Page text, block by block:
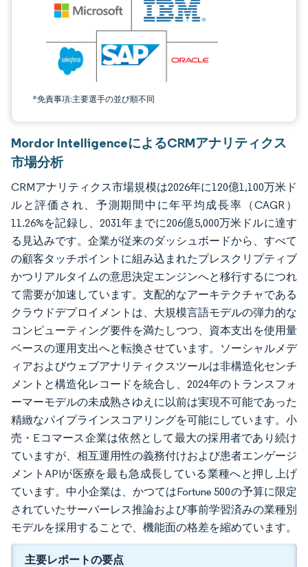
*免責事項:主要選手の並び順不同
Mordor IntelligenceによるCRMアナリティクス
市場分析
CRMアナリティクス市場規模は2026年に120億1,100万米ド
ルと評価され、予測期間中に年平均成長率（CAGR）
11.26%を記録し、2031年までに206億5,000万米ドルに達す
る見込みです。企業が従来のダッシュボードから、すべて
の顧客タッチポイントに組み込まれたプレスクリプティブ
かつリアルタイムの意思決定エンジンへと移行するにつれ
て需要が加速しています。支配的なアーキテクチャである
クラウドデプロイメントは、大規模言語モデルの弾力的な
コンピューティング要件を満たしつつ、資本支出を使用量
ベースの運用支出へと転換させています。ソーシャルメデ
ィアおよびウェブアナリティクスツールは非構造化センチ
メントと構造化レコードを統合し、2024年のトランスフォ
ーマーモデルの未成熟さゆえに以前は実現不可能であった
精緻なパイプラインスコアリングを可能にしています。小
売・Eコマース企業は依然として最大の採用者であり続け
ていますが、相互運用性の義務付けおよび患者エンゲージ
メントAPIが医療を最も急成長している業種へと押し上げ
ています。中小企業は、かつてはFortune 500の予算に限定
されていたサーバーレス推論および事前学習済みの業種別
モデルを採用することで、機能面の格差を縮めています。
主要レポートの要点